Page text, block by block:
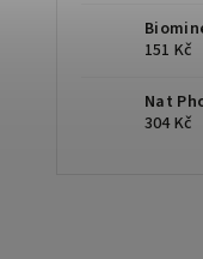
151 Kč
Nat
304 Kč